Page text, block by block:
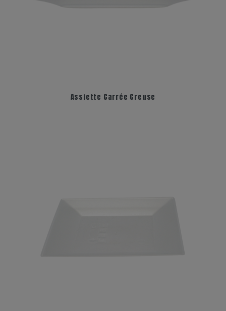
Assiette Carrée Creuse